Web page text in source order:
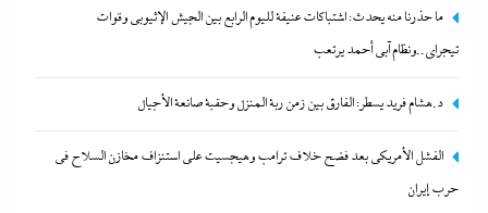
26 فبراير، 2024
ما حذرنا منه يحدث: اشتباكات عنيفة لليوم الرابع بين الجيش الإثيوبي وقوات
تيجراي..ونظام آبي أحمد يرتعب
د.هشام فريد يسطر: الفارق بين زمن ربة المنزل وحقبة صانعة الأجيال
الفشل الأمريكي بعد فضح خلاف ترامب وهيجسيت على استنزاف مخازن السلاح في
حرب إيران